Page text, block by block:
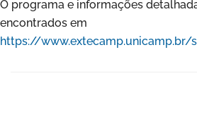
O programa e informações
encontrados em
https://